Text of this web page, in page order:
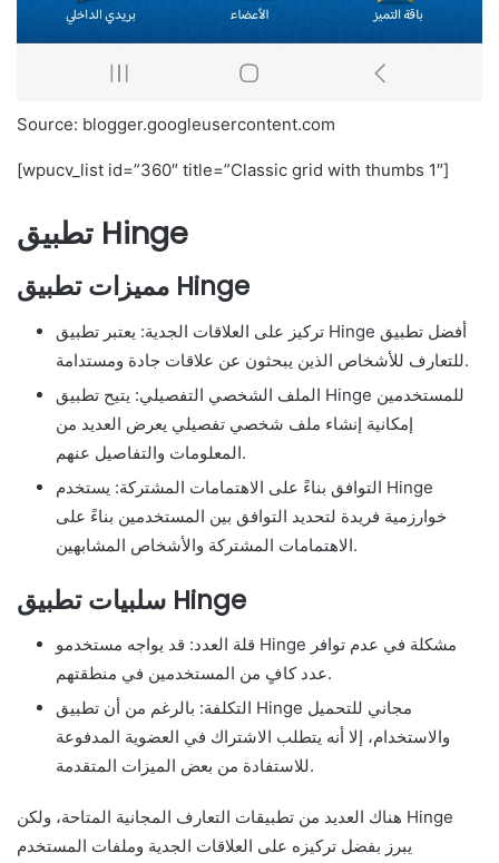
Source: blogger.googleusercontent.com
[wpucv_list id=”360″ title=”Classic grid with thumbs 1″]
تطبيق Hinge
مميزات تطبيق Hinge
تركيز على العلاقات الجدية: يعتبر تطبيق Hinge أفضل تطبيق
للتعارف للأشخاص الذين يبحثون عن علاقات جادة ومستدامة.
الملف الشخصي التفصيلي: يتيح تطبيق Hinge للمستخدمين
إمكانية إنشاء ملف شخصي تفصيلي يعرض العديد من
المعلومات والتفاصيل عنهم.
التوافق بناءً على الاهتمامات المشتركة: يستخدم Hinge
خوارزمية فريدة لتحديد التوافق بين المستخدمين بناءً على
الاهتمامات المشتركة والأشخاص المشابهين.
سلبيات تطبيق Hinge
قلة العدد: قد يواجه مستخدمو Hinge مشكلة في عدم توافر
عدد كافٍ من المستخدمين في منطقتهم.
التكلفة: بالرغم من أن تطبيق Hinge مجاني للتحميل
والاستخدام، إلا أنه يتطلب الاشتراك في العضوية المدفوعة
للاستفادة من بعض الميزات المتقدمة.
هناك العديد من تطبيقات التعارف المجانية المتاحة، ولكن Hinge
يبرز بفضل تركيزه على العلاقات الجدية وملفات المستخدم